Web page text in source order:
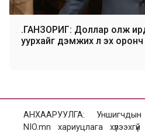
Ө.ГАНЗОРИГ: Доллар олж
уурхайг дэмжих л эх оронч
АНХААРУУЛГА:
NIO.mn хариуцлага